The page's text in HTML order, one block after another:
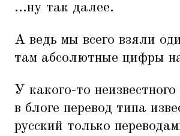
...ну так далее.
А ведь мы всего взяли
там абсолютные цифры
У какого-то
в блоге перевод типа
русский только